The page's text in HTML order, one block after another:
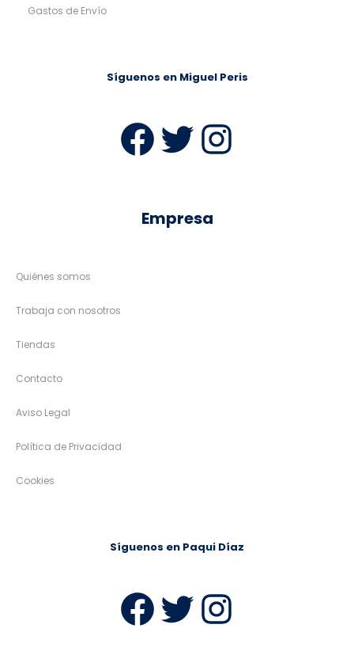
Gastos de Envío
Síguenos en Miguel Peris
Facebook
Twitter
Empresa
Quiénes somos
Trabaja con nosotros
Tiendas
Contacto
Aviso Legal
Política de Privacidad
Cookies
Síguenos en Paqui Díaz
Facebook
Twitter